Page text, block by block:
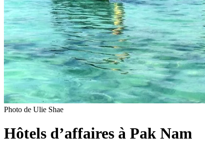
Photo de Ulie Shae
Hôtels d’affaires à Pak Nam